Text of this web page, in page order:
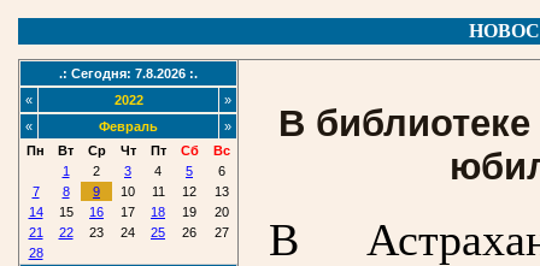
.: Сегодня: 7.8.2026 :.
«
2022
»
«
Февраль
»
Пн
Вт Ср Чт Пт Сб
Вс
1
2 3 4 5
6
7
8 9 10 11 12
13
14
15 16 17 18 19
20
21
22 23 24 25 26
27
28
В
В